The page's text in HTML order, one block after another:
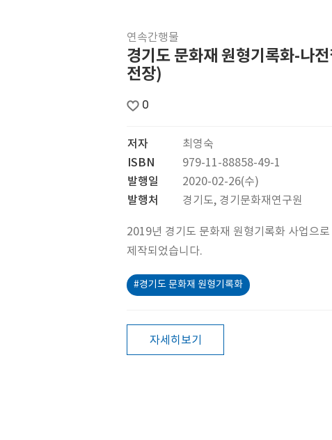
연속간행물
경기도 문화재 원형기록화-나
전장)
0
저자
최영숙
ISBN
979-11-88858-49-1
발행일
2020-02-26(수)
발행처
경기도, 경기문화재연구원
2019년 경기도 문화재 원형기록화 사업으로
제작되었습니다.
#경기도 문화재 원형기록화
자세히보기